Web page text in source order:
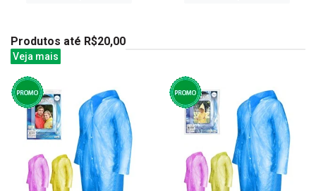
Produtos até R$20,00
Veja mais